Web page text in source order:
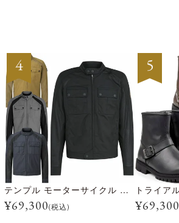
テンプル モーターサイクル ジャケット
¥69,300(税込) ¥69,300